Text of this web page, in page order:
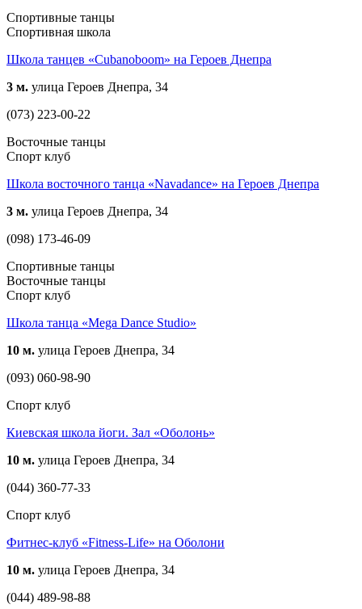
Спортивные танцы
Спортивная школа
Школа танцев «Cubanoboom» на Героев Днепра
3 м. улица Героев Днепра, 34
(073) 223-00-22
Восточные танцы
Спорт клуб
Школа восточного танца «Navadance» на Героев Днепра
3 м. улица Героев Днепра, 34
(098) 173-46-09
Спортивные танцы
Восточные танцы
Спорт клуб
Школа танца «Mega Dance Studio»
10 м. улица Героев Днепра, 34
(093) 060-98-90
Спорт клуб
Киевская школа йоги. Зал «Оболонь»
10 м. улица Героев Днепра, 34
(044) 360-77-33
Спорт клуб
Фитнес-клуб «Fitness-Life» на Оболони
10 м. улица Героев Днепра, 34
(044) 489-98-88